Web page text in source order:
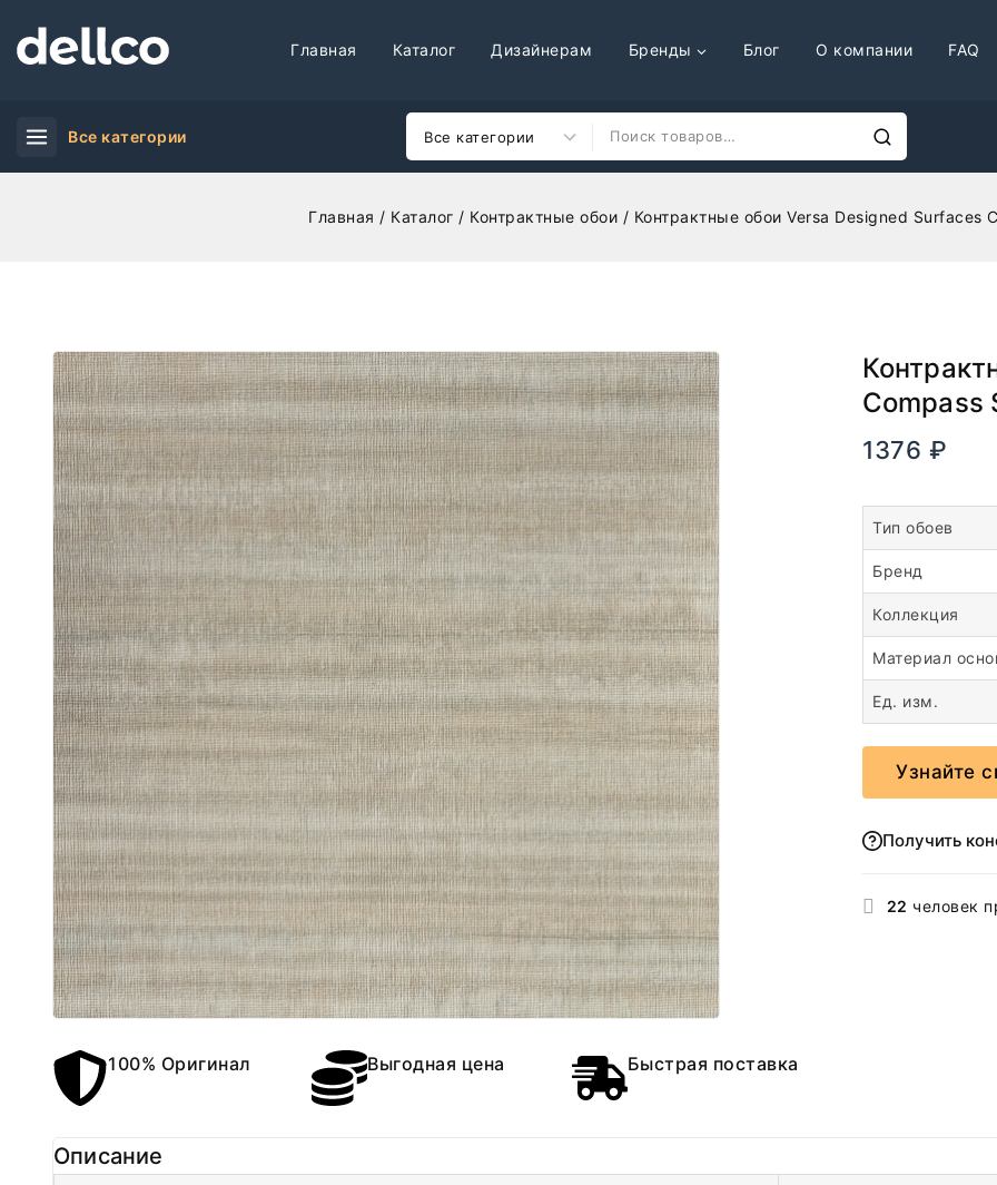
Главная Каталог Дизайнерам Бренды Блог О компании FAQ
Все категории
Главная / Каталог / Контрактные обои / Контрактные обои Versa Designed Surfaces
100% Оригинал Выгодная цена Быстрая поставка
Compass
1376 ₽
Тип обоев
Бренд
Коллекция
Материал
Ед. изм.
Узнайте
Получить
22 человек
Описание